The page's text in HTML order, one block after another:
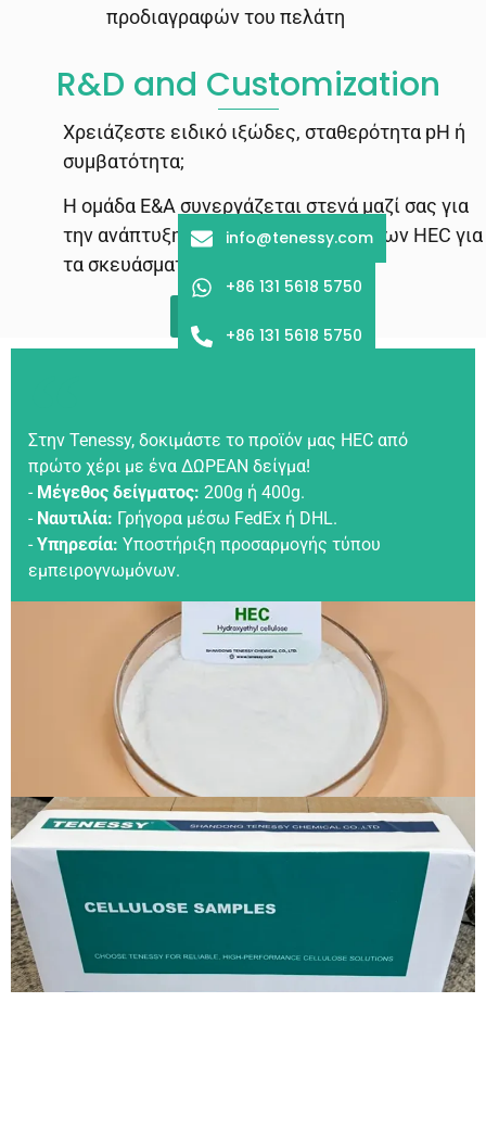
προδιαγραφών του πελάτη
R&D and Customization
Χρειάζεστε ειδικό ιξώδες, σταθερότητα pH ή
συμβατότητα;
Η ομάδα Ε&Α συνεργάζεται στενά μαζί σας για
την ανάπτυξη εξατομικευμένων τύπων HEC για
τα σκευάσματά σας.
Στην Tenessy, δοκιμάστε το προϊόν μας HEC από
πρώτο χέρι με ένα ΔΩΡΕΑΝ δείγμα!
- Μέγεθος δείγματος: 200g ή 400g.
- Ναυτιλία: Γρήγορα μέσω FedEx ή DHL.
- Υπηρεσία: Υποστήριξη προσαρμογής τύπου
εμπειρογνωμόνων.
info@tenessy.com
+86 131 5618 5750
+86 131 5618 5750